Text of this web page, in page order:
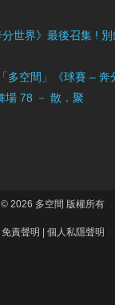
世界》最後召集 !
多空間」《球賽 – 奔
場 78 － 散．聚
© 2026 多空間 版權所有
免責聲明 個人私隱聲明